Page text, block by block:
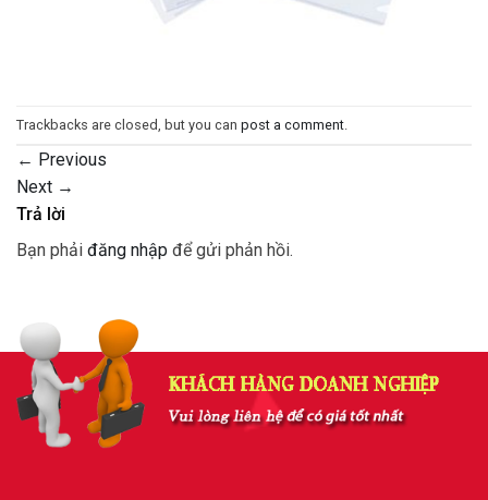
Trackbacks are closed, but you can post a comment
← Previous
Next →
Trả lời
Bạn phải đăng nhập để gửi phản hồi.